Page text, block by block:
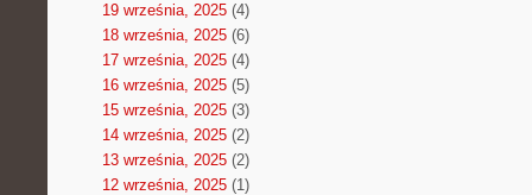
19 września, 2025(4)
18 września, 2025(6)
17 września, 2025(4)
16 września, 2025(5)
15 września, 2025(3)
14 września, 2025(2)
13 września, 2025(2)
12 września, 2025(1)